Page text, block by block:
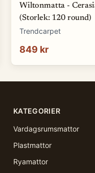
Wiltonmatta -
(Storlek: 120 round)
Trendcarpet
849 kr
KATEGORIER
Vardagsrumsmattor
Plastmattor
Ryamattor